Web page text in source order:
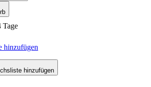
Tage
hinzufügen
hinzufügen